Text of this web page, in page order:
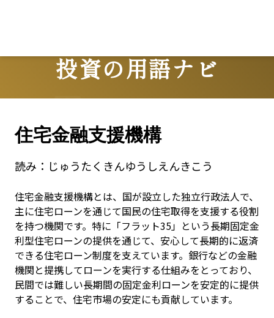
投資の用語ナビ
Terms
住宅金融支援機構
読み： じゅうたくきんゆうしえんきこう
住宅金融支援機構とは、国が設立した独立行政法人で、
主に住宅ローンを通じて国民の住宅取得を支援する役割
を持つ機関です。特に「フラット35」という長期固定金
利型住宅ローンの提供を通じて、安心して長期的に返済
できる住宅ローン制度を支えています。銀行などの金融
機関と提携してローンを実行する仕組みをとっており、
民間では難しい長期間の固定金利ローンを安定的に提供
することで、住宅市場の安定にも貢献しています。